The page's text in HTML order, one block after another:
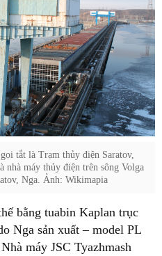
tắt là Trạm thủy điện Saratov,
nhà máy thủy điện trên sông Volga
Nga. Ảnh: Wikimapia
bằng tuabin Kaplan trục
Nga sản xuất – model PL
máy JSC Tyazhmash